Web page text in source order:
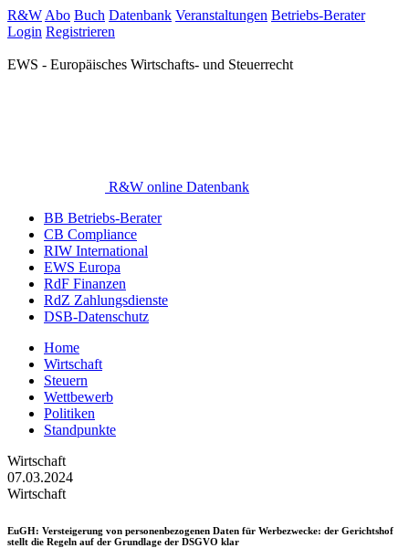
R&W Abo Buch Datenbank Veranstaltungen Betriebs-Berater
Login Registrieren
EWS - Europäisches Wirtschafts- und Steuerrecht
R&W online Datenbank
BB Betriebs-Berater
CB Compliance
RIW International
EWS Europa
RdF Finanzen
RdZ Zahlungsdienste
DSB-Datenschutz
Home
Wirtschaft
Steuern
Wettbewerb
Politiken
Standpunkte
Wirtschaft
07.03.2024
Wirtschaft
EuGH: Versteigerung von personenbezogenen Daten für Werbezwecke: der Gerichtshof
stellt die Regeln auf der Grundlage der DSGVO klar